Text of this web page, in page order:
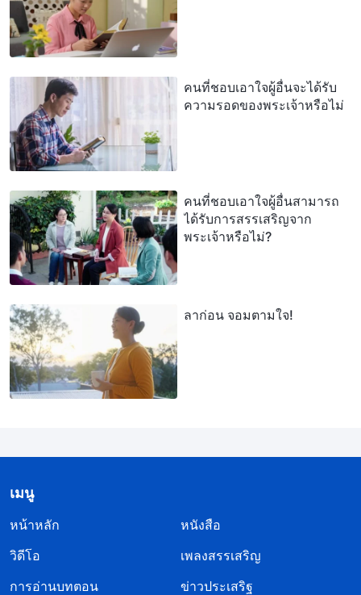
คนที่ชอบเอาใจผู้อื่นจะได้รับ
ความรอดของพระเจ้าหรือไม่
คนที่ชอบเอาใจผู้อื่นสามารถ
ได้รับการสรรเสริญจาก
พระเจ้าหรือไม่?
ลาก่อน จอมตามใจ!
เมนู
หน้าหลัก
หนังสือ
วิดีโอ
เพลงสรรเสริญ
การอ่านบทตอน
ข่าวประเสริฐ